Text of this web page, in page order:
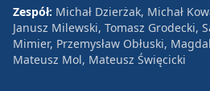
Zespół: Michał Dzierżak, Michał
Janusz Milewski, Tomasz Grodecki,
Mimier, Przemysław Obłuski,
Mateusz Mol, Mateusz Święcicki